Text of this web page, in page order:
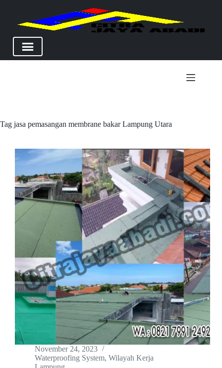
Tag jasa pemasangan membrane bakar Lampung Utara
November 24, 2023
Waterproofing System, Wilayah Kerja